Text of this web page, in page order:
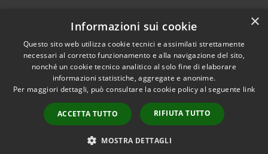
RSS
Accessibilità
Cookie
Mappa del sito
Contatti
Copyright © 2026 • Comune di
Custonaci • Powered by
Municipium•Accesso
redazione
×
Informazioni sui cookie
Questo sito web utilizza cookie tecnici e assimilati strettamente
necessari al corretto funzionamento e alla navigazione del sito,
nonché un cookie tecnico analitico al solo fine di elaborare
informazioni statistiche, aggregate e anonime.
Per maggiori dettagli, può consultare la cookie policy al seguente link
ACCETTA TUTTO RIFIUTA TUTTO
MOSTRA DETTAGLI